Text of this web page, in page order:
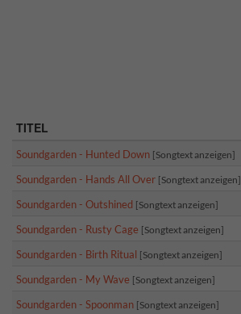
TITEL
Soundgarden - Hunted Down [Songtext anzeigen]
Soundgarden - Hands All Over [Songtext anzeigen]
Soundgarden - Outshined [Songtext anzeigen]
Soundgarden - Rusty Cage [Songtext anzeigen]
Soundgarden - Birth Ritual [Songtext anzeigen]
Soundgarden - My Wave [Songtext anzeigen]
Soundgarden - Spoonman [Songtext anzeigen]